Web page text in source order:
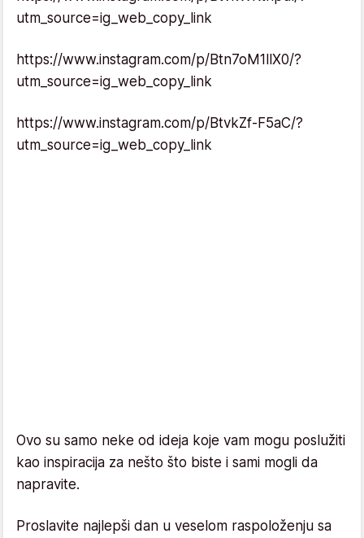
utm_source=ig_web_copy_link
https://www.instagram.com/p/Btn7oM1llX0/?
utm_source=ig_web_copy_link
https://www.instagram.com/p/BtvkZf-F5aC/?
utm_source=ig_web_copy_link
Ovo su samo neke od ideja koje vam mogu poslužiti
kao inspiracija za nešto što biste i sami mogli da
napravite.
Proslavite najlepši dan u veselom raspoloženju sa